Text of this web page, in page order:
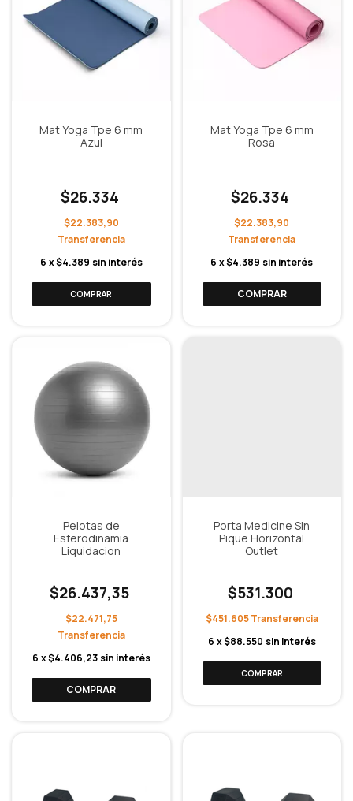
Mat Yoga Tpe 6 mm
Azul
$26.334
$22.383,90
6 x$4.389 sin interés
Mat Yoga Tpe 6 mm
Rosa
$26.334
$22.383,90
6 x$4.389 sin interés
COMPRAR
Pelotas de
Esferodinamia
Liquidacion
$26.437,35
$22.471,75
6 x$4.406,23 sin interés
COMPRAR
Porta Medicine Sin
Pique Horizontal
Outlet
$531.300
$451.605
6 x$88.550 sin interés